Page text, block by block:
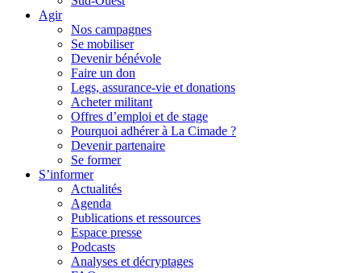
Agir
Nos campagnes
Se mobiliser
Devenir bénévole
Faire un don
Legs, assurance-vie et donations
Acheter militant
Offres d’emploi et de stage
Pourquoi adhérer à La Cimade ?
Devenir partenaire
Se former
S’informer
Actualités
Agenda
Publications et ressources
Espace presse
Podcasts
Analyses et décryptages